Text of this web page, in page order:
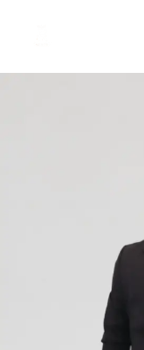
Noticias
Equipo
Sobre